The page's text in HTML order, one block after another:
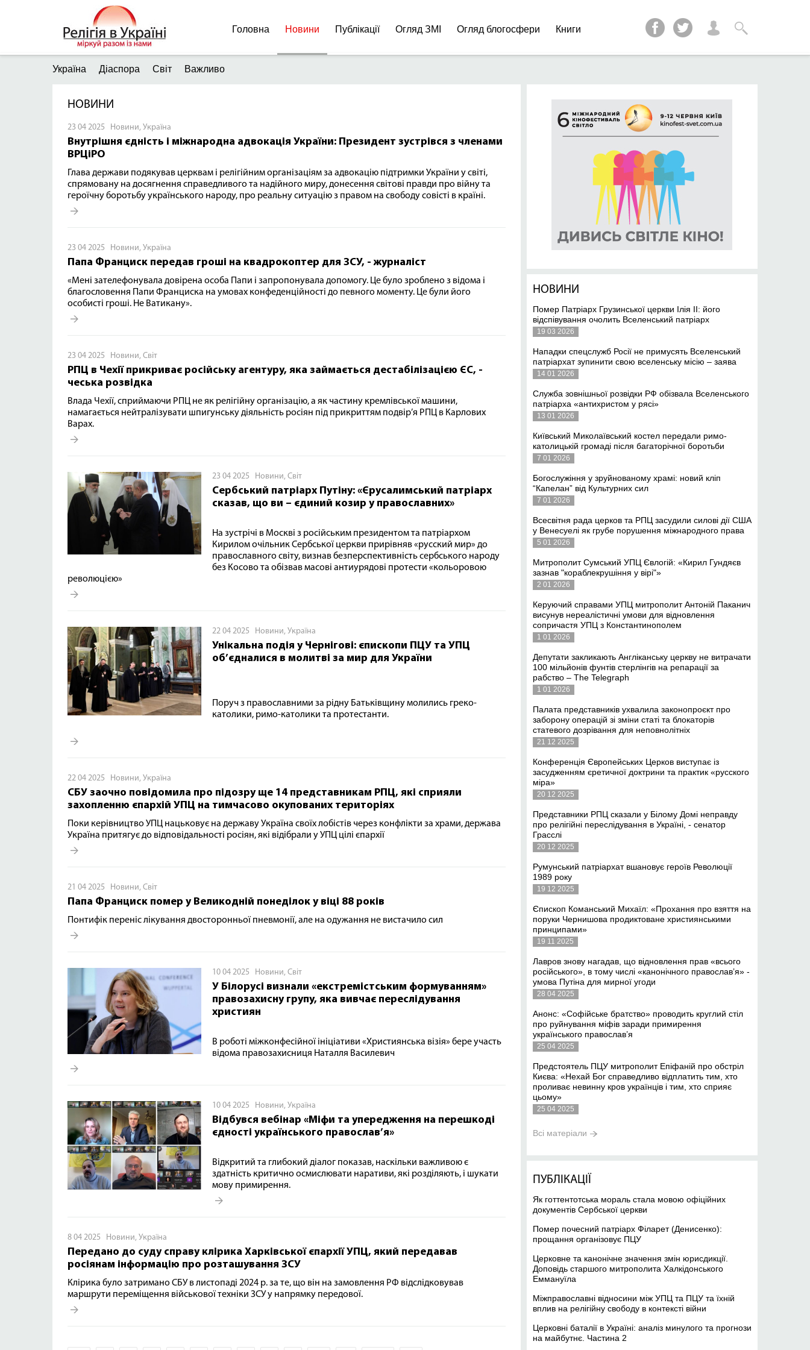
Головна Новини Публікації Огляд ЗМІ Огляд блогосфери Книги
Україна Діаспора Світ Важливо
НОВИНИ
23 04 2025 Новини, Україна
Внутрішня єдність і міжнародна адвокація України: Президент зустрівся з членами
ВРЦіРО
Глава держави подякував церквам і релігійним організаціям за адвокацію підтримки України у світі,
спрямовану на досягнення справедливого та надійного миру, донесення світові правди про війну та
героїчну боротьбу українського народу, про реальну ситуацію з правом на свободу совісті в країні.
23 04 2025 Новини, Україна
Папа Франциск передав гроші на квадрокоптер для ЗСУ, - журналіст
«Мені зателефонувала довірена особа Папи і запропонувала допомогу. Це було зроблено з відома і
благословення Папи Франциска на умовах конфеденційності до певного моменту. Це були його
особисті гроші. Не Ватикану».
23 04 2025 Новини, Світ
РПЦ в Чехії прикриває російську агентуру, яка займається дестабілізацією ЄС, -
чеська розвідка
Влада Чехії, сприймаючи РПЦ не як релігійну організацію, а як частину кремлівської машини,
намагається нейтралізувати шпигунську діяльність росіян під прикриттям подвір’я РПЦ в Карлових
Варах.
23 04 2025 Новини, Світ
Сербський патріарх Путіну: «Єрусалимський патріарх
сказав, що ви – єдиний козир у православних»
На зустрічі в Москві з російським президентом та патріархом
Кирилом очільник Сербської церкви прирівняв «русский мир» до
православного світу, визнав безперспективність сербського народу
без Косово та обізвав масові антиурядові протести «кольоровою
революцією»
22 04 2025 Новини, Україна
Унікальна подія у Чернігові: єпископи ПЦУ та УПЦ
об’єдналися в молитві за мир для України
Поруч з православними за рідну Батьківщину молились греко-
католики, римо-католики та протестанти.
22 04 2025 Новини, Україна
СБУ заочно повідомила про підозру ще 14 представникам РПЦ, які сприяли
захопленню єпархій УПЦ на тимчасово окупованих територіях
Поки керівництво УПЦ нацьковує на державу Україна своїх лобістів через конфлікти за храми, держава
Україна притягує до відповідальності росіян, які відібрали у УПЦ цілі єпархії
21 04 2025 Новини, Світ
Папа Франциск помер у Великодній понеділок у віці 88 років
Понтифік переніс лікування двосторонньої пневмонії, але на одужання не вистачило сил
10 04 2025 Новини, Світ
У Білорусі визнали «екстремістським формуванням»
правозахисну групу, яка вивчає переслідування
християн
В роботі міжконфесійної ініціативи «Християнська візія» бере участь
відома правозахисниця Наталля Василевич
10 04 2025 Новини, Україна
Відбувся вебінар «Міфи та упередження на перешкоді
єдності українського православ’я»
Відкритий та глибокий діалог показав, наскільки важливою є
здатність критично осмислювати наративи, які розділяють, і шукати
мову примирення.
8 04 2025 Новини, Україна
Передано до суду справу клірика Харківської єпархії УПЦ, який передавав
росіянам інформацію про розташування ЗСУ
Клірика було затримано СБУ в листопаді 2024 р. за те, що він на замовлення РФ відслідковував
маршрути переміщення військової техніки ЗСУ у напрямку передової.
НОВИНИ
Помер Патріарх Грузинської церкви Ілія II: його
відспівування очолить Вселенський патріарх
19 03 2026
Нападки спецслужб Росії не примусять Вселенський
патріархат зупинити свою вселенську місію – заява
14 01 2026
Служба зовнішньої розвідки РФ обізвала Вселенського
патріарха «антихристом у рясі»
13 01 2026
Київський Миколаївський костел передали римо-
католицькій громаді після багаторічної боротьби
7 01 2026
Богослужіння у зруйнованому храмі: новий кліп
“Капелан” від Культурних сил
7 01 2026
Всесвітня рада церков та РПЦ засудили силові дії США
у Венесуелі як грубе порушення міжнародного права
5 01 2026
Митрополит Сумський УПЦ Євлогій: «Кирил Гундяєв
зазнав "кораблекрушіння у вірі"»
2 01 2026
Керуючий справами УПЦ митрополит Антоній Паканич
висунув нереалістичні умови для відновлення
сопричастя УПЦ з Константинополем
1 01 2026
Депутати закликають Англіканську церкву не витрачати
100 мільйонів фунтів стерлінгів на репарації за
рабство – The Telegraph
1 01 2026
Палата представників ухвалила законопроєкт про
заборону операцій зі зміни статі та блокаторів
статевого дозрівання для неповнолітніх
21 12 2025
Конференція Європейських Церков виступає із
засудженням єретичної доктрини та практик «русского
міра»
20 12 2025
Представники РПЦ сказали у Білому Домі неправду
про релігійні переслідування в Україні, - сенатор
Грасслі
20 12 2025
Румунський патріархат вшановує героїв Революції
1989 року
19 12 2025
Єпископ Команський Михаїл: «Прохання про взяття на
поруки Чернишова продиктоване християнськими
принципами»
19 11 2025
Лавров знову нагадав, що відновлення прав «всього
російського», в тому числі «канонічного православ’я» -
умова Путіна для мирної угоди
28 04 2025
Анонс: «Софійське братство» проводить круглий стіл
про руйнування міфів заради примирення
українського православ’я
25 04 2025
Предстоятель ПЦУ митрополит Епіфаній про обстріл
Києва: «Нехай Бог справедливо відплатить тим, хто
проливає невинну кров українців і тим, хто сприяє
цьому»
25 04 2025
Всі матеріали
ПУБЛІКАЦІЇ
Як готтентотська мораль стала мовою офіційних
документів Сербської церкви
Помер почесний патріарх Філарет (Денисенко):
прощання організовує ПЦУ
Церковне та канонічне значення змін юрисдикції.
Доповідь старшого митрополита Халкідонського
Еммануїла
Міжправославні відносини між УПЦ та ПЦУ та їхній
вплив на релігійну свободу в контексті війни
Церковні баталії в Україні: аналіз минулого та прогнози
на майбутнє. Частина 2